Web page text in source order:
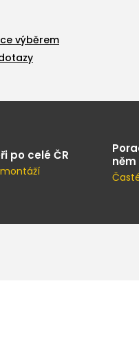
výběrem
po celé ČR
něm